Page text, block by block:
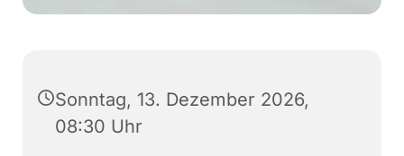
Sonntag, 13. Dezember 2026,
08:30 Uhr